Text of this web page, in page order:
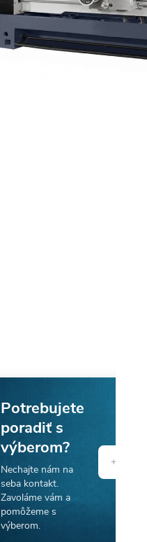
Potrebujete
poradiť s
výberom?
Nechajte nám na
seba kontakt.
Zavoláme vám a
pomôžeme s
výberom.